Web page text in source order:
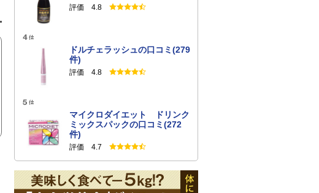
評価 4.8
ドルチェラッシュの口コミ(279
件)
評価 4.8
マイクロダイエット ドリンク
ミックスパックの口コミ(272
件)
評価 4.7